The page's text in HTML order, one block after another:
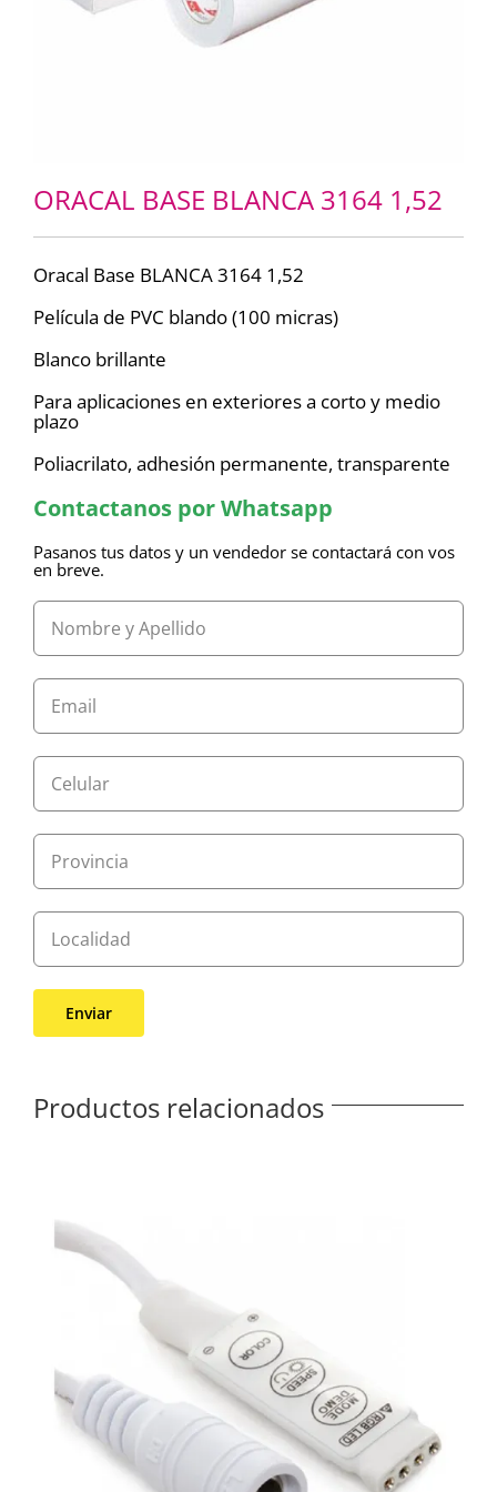
ORACAL BASE BLANCA 3164 1,52
Oracal Base BLANCA 3164 1,52
Película de PVC blando (100 micras)
Blanco brillante
Para aplicaciones en exteriores a corto y medio
plazo
Poliacrilato, adhesión permanente, transparente
Contactanos por Whatsapp
Pasanos tus datos y un vendedor se contactará con vos
en breve.
Productos relacionados